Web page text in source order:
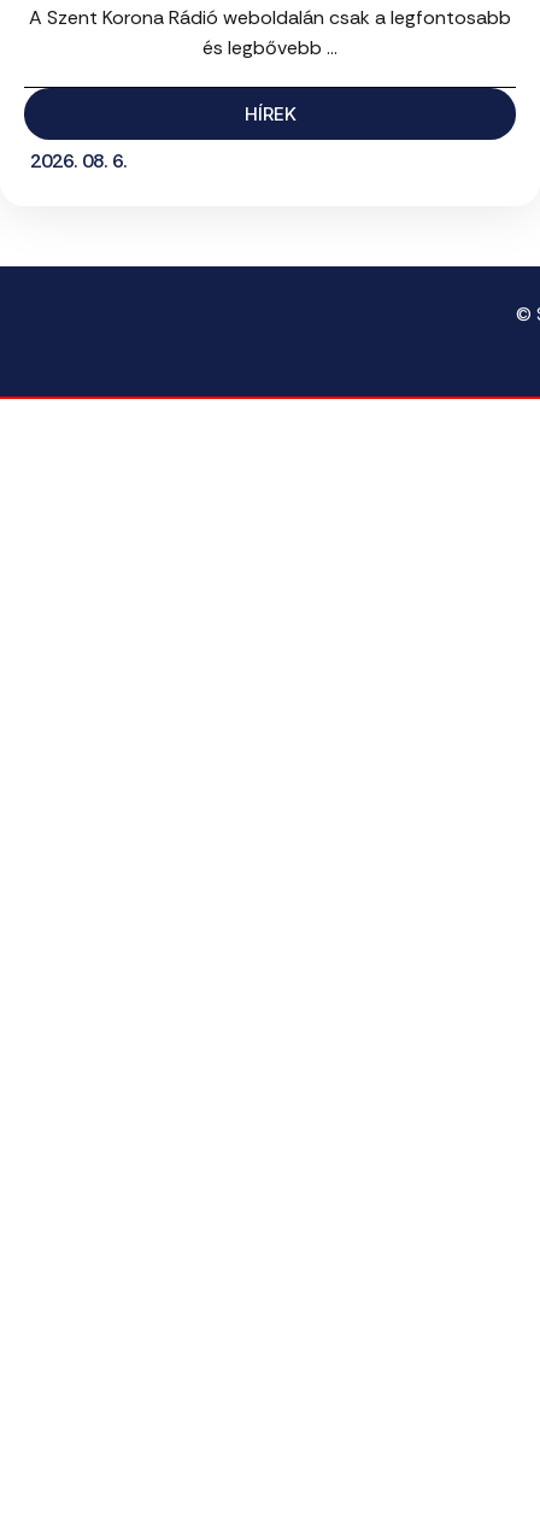
A Szent Korona Rádió weboldalán csak a legfontosabb
és legbővebb ...
HÍREK
2026. 08. 6.
©